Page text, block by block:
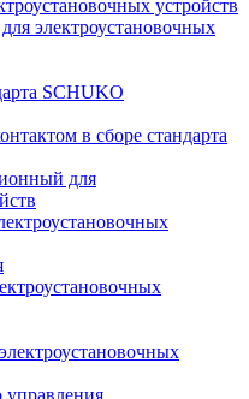
устройств
электроустановочных
SCHUKO
в сборе стандарта
для
управления